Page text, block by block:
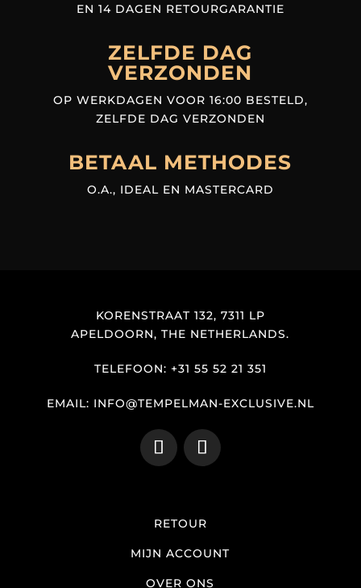
EN 14 DAGEN RETOURGARANTIE
ZELFDE DAG
VERZONDEN
OP WERKDAGEN VOOR 16:00 BESTELD,
ZELFDE DAG VERZONDEN
BETAAL METHODES
O.A., IDEAL EN MASTERCARD
KORENSTRAAT 132, 7311 LP
APELDOORN, THE NETHERLANDS.
TELEFOON: +31 55 52 21 351
EMAIL: INFO@TEMPELMAN-EXCLUSIVE.NL
RETOUR
MIJN ACCOUNT
OVER ONS